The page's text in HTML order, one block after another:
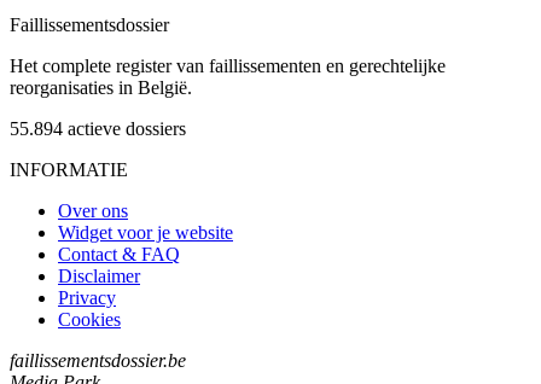
Faillissementsdossier
Het complete register van faillissementen en gerechtelijke
reorganisaties in België.
55.894 actieve dossiers
INFORMATIE
Over ons
Widget voor je website
Contact & FAQ
Disclaimer
Privacy
Cookies
faillissementsdossier.be